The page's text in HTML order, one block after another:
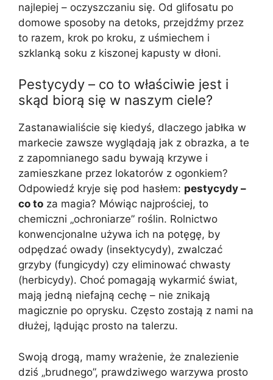
najlepiej – oczyszczaniu się. Od glifosatu po
domowe sposoby na detoks, przejdźmy przez
to razem, krok po kroku, z uśmiechem i
szklanką soku z kiszonej kapusty w dłoni.
Pestycydy – co to właściwie jest i
skąd biorą się w naszym ciele?
Zastanawialiście się kiedyś, dlaczego jabłka w
markecie zawsze wyglądają jak z obrazka, a te
z zapomnianego sadu bywają krzywe i
zamieszkane przez lokatorów z ogonkiem?
Odpowiedź kryje się pod hasłem: pestycydy –
co to za magia? Mówiąc najprościej, to
chemiczni „ochroniarze” roślin. Rolnictwo
konwencjonalne używa ich na potęgę, by
odpędzać owady (insektycydy), zwalczać
grzyby (fungicydy) czy eliminować chwasty
(herbicydy). Choć pomagają wykarmić świat,
mają jedną niefajną cechę – nie znikają
magicznie po oprysku. Często zostają z nami na
dłużej, lądując prosto na talerzu.
Swoją drogą, mamy wrażenie, że znalezienie
dziś „brudnego”, prawdziwego warzywa prosto